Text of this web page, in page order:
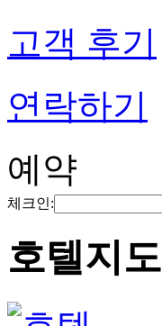
고객 후기
연락하기
예약
체크인:
호텔지도